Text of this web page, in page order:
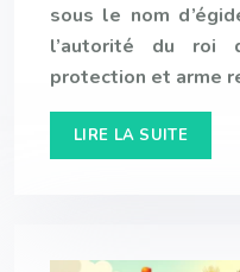
sous le nom
l’autorité du roi
protection et arme
LIRE LA SUITE